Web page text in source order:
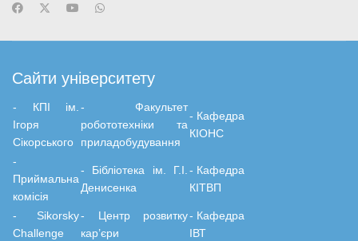
Сайти університету
- КПІ ім.
Ігоря
Сікорського
- Факультет
робототехніки та
приладобудування
- Кафедра
КІОНС
-
Приймальна
комісія
- Бiблiотека ім. Г.І.
Денисенка
- Кафедра
КІТВП
- Sikorsky
Challenge
- Центр розвитку
кар’єри
- Кафедра
ІВТ